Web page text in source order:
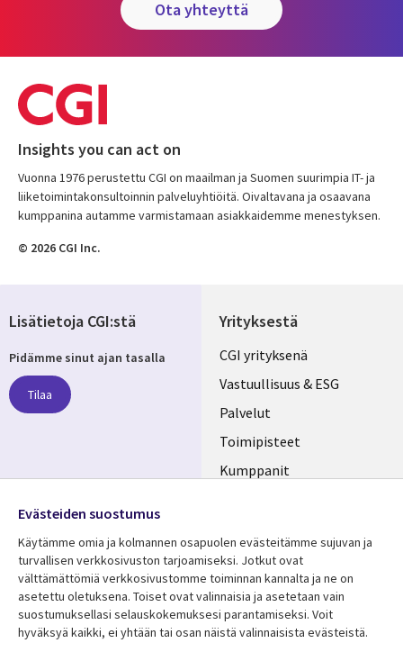
ota yhteyttä
Insights you can act on
Vuonna 1976 perustettu CGI on maailman ja Suomen suurimpia IT- ja
liiketoimintakonsultoinnin palveluyhtiöitä. Oivaltavana ja osaavana
kumppanina autamme varmistamaan asiakkaidemme menestyksen.
© 2026 CGI Inc.
Yrityksestä
Useful
links
FINLAND
CGI yrityksenä
Vastuullisuus & ESG
Palvelut
Toimipisteet
Kumppanit
Resurssikeskus
Library
Asiakastarinat
Lisätietoa
Legal
Tietosuoja
Lisätietoja CGI:stä
Pidämme sinut ajan tasalla
Tilaa
Media
FINLAND
Evästeiden suostumus
Käytämme omia ja kolmannen osapuolen evästeitämme sujuvan ja
turvallisen verkkosivuston tarjoamiseksi. Jotkut ovat
välttämättömiä verkkosivustomme toiminnan kannalta ja ne on
asetettu oletuksena. Toiset ovat valinnaisia ​​ja asetetaan vain
suostumuksellasi selauskokemuksesi parantamiseksi. Voit
hyväksyä kaikki, ei yhtään tai osan näistä valinnaisista evästeistä.